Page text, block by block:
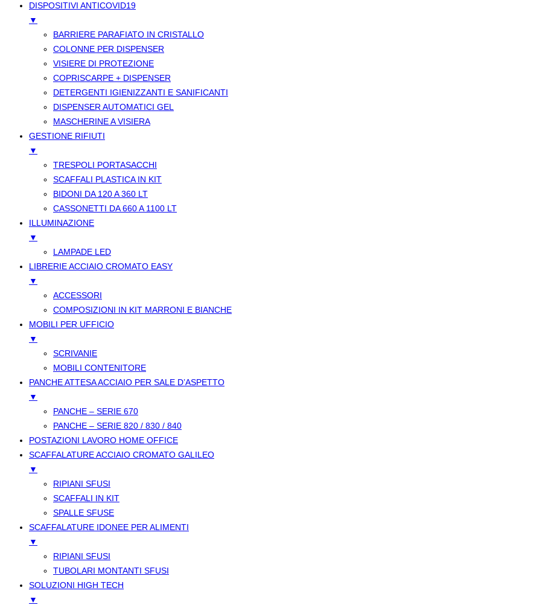
DISPOSITIVI ANTICOVID19
▼
BARRIERE PARAFIATO IN CRISTALLO
COLONNE PER DISPENSER
VISIERE DI PROTEZIONE
COPRISCARPE + DISPENSER
DETERGENTI IGIENIZZANTI E SANIFICANTI
DISPENSER AUTOMATICI GEL
MASCHERINE A VISIERA
GESTIONE RIFIUTI
▼
TRESPOLI PORTASACCHI
SCAFFALI PLASTICA IN KIT
BIDONI DA 120 A 360 LT
CASSONETTI DA 660 A 1100 LT
ILLUMINAZIONE
▼
LAMPADE LED
LIBRERIE ACCIAIO CROMATO EASY
▼
ACCESSORI
COMPOSIZIONI IN KIT MARRONI E BIANCHE
MOBILI PER UFFICIO
▼
SCRIVANIE
MOBILI CONTENITORE
PANCHE ATTESA ACCIAIO PER SALE D’ASPETTO
▼
PANCHE – SERIE 670
PANCHE – SERIE 820 / 830 / 840
POSTAZIONI LAVORO HOME OFFICE
SCAFFALATURE ACCIAIO CROMATO GALILEO
▼
RIPIANI SFUSI
SCAFFALI IN KIT
SPALLE SFUSE
SCAFFALATURE IDONEE PER ALIMENTI
▼
RIPIANI SFUSI
TUBOLARI MONTANTI SFUSI
SOLUZIONI HIGH TECH
▼